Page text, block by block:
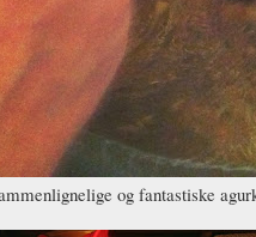
og fantastiske